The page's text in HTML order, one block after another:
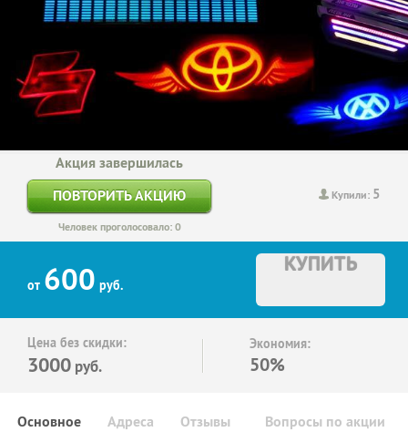
Купили: 5
Акция завершилась
ПОВТОРИТЬ АКЦИЮ
Человек проголосовало: 0
от 600 руб.
КУПИТЬ
Цена без скидки:
3000 руб.
Экономия:
50%
Основное Отзывы Вопросы по акции
Адреса